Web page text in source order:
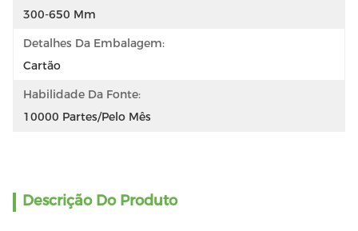
300-650 Mm
Detalhes Da Embalagem:
Cartão
Habilidade Da Fonte:
10000 Partes/pelo Mês
Descrição Do Produto